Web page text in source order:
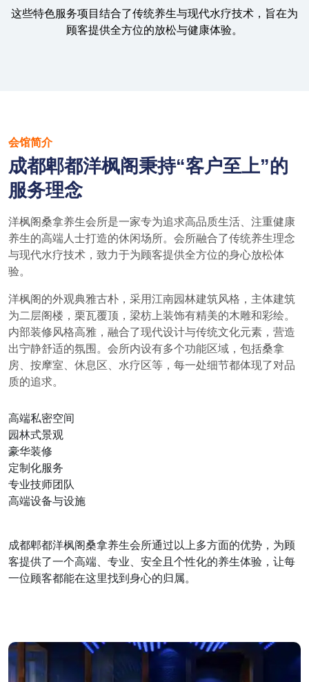
这些特色服务项目结合了传统养生与现代水疗技术，旨在为
顾客提供全方位的放松与健康体验。
会馆简介
成都郫都洋枫阁秉持“客户至上”的
服务理念
洋枫阁桑拿养生会所是一家专为追求高品质生活、注重健康
养生的高端人士打造的休闲场所。会所融合了传统养生理念
与现代水疗技术，致力于为顾客提供全方位的身心放松体
验。
洋枫阁的外观典雅古朴，采用江南园林建筑风格，主体建筑
为二层阁楼，栗瓦覆顶，梁枋上装饰有精美的木雕和彩绘。
内部装修风格高雅，融合了现代设计与传统文化元素，营造
出宁静舒适的氛围。会所内设有多个功能区域，包括桑拿
房、按摩室、休息区、水疗区等，每一处细节都体现了对品
质的追求。
高端私密空间
园林式景观
豪华装修
定制化服务
专业技师团队
高端设备与设施
成都郫都洋枫阁桑拿养生会所通过以上多方面的优势，为顾
客提供了一个高端、专业、安全且个性化的养生体验，让每
一位顾客都能在这里找到身心的归属。